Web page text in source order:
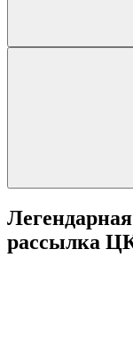
Легендарная
рассылка